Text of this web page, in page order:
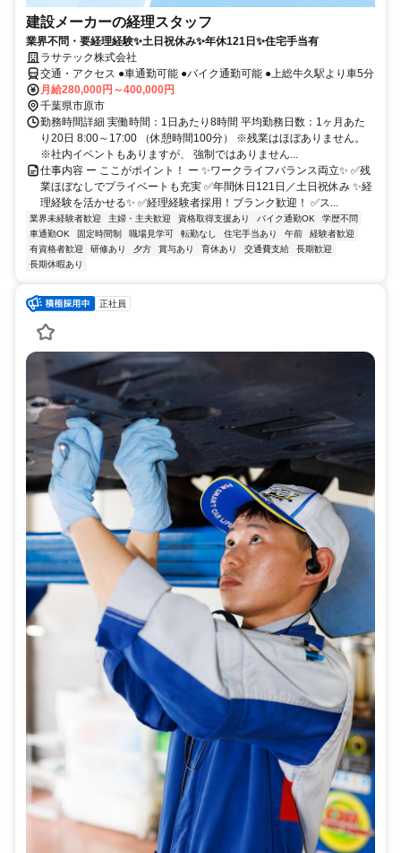
建設メーカーの経理スタッフ
業界不問・要経理経験✨土日祝休み✨年休121日✨住宅手当有
ラサテック株式会社
交通・アクセス ●車通勤可能 ●バイク通勤可能 ●上総牛久駅より車5分
月給280,000円～400,000円
千葉県市原市
勤務時間詳細 実働時間：1日あたり8時間 平均勤務日数：1ヶ月あた
り20日 8:00～17:00 （休憩時間100分） ※残業はほぼありません。
※社内イベントもありますが、 強制ではありません...
仕事内容 ー ここがポイント！ ー ✨ワークライフバランス両立✨ ✅残
業ほぼなしでプライベートも充実 ✅年間休日121日／土日祝休み ✨経
理経験を活かせる✨ ✅経理経験者採用！ブランク歓迎！ ✅ス...
業界未経験者歓迎 主婦・主夫歓迎 資格取得支援あり バイク通勤OK
学歴不問
車通勤OK
固定時間制 職場見学可 転勤なし 住宅手当あり 午前
経験者歓迎
有資格者歓迎
研修あり 夕方 賞与あり 育休あり 交通費支給
長期歓迎
長期休暇あり
正社員